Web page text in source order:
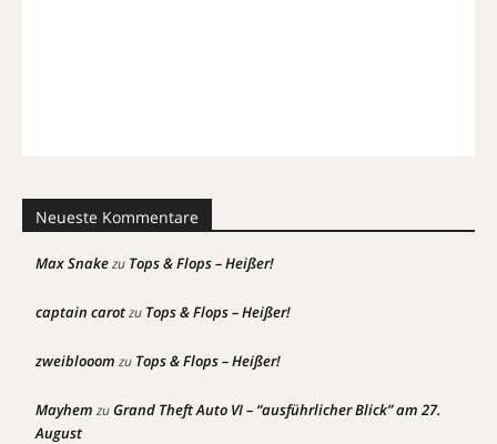
Neueste Kommentare
Max Snakezu Tops & Flops – Heißer!
captain carotzu Tops & Flops – Heißer!
zweiblooom zu Tops & Flops – Heißer!
Mayhem zuGrand Theft Auto VI – “ausführlicher Blick” am 27.
August